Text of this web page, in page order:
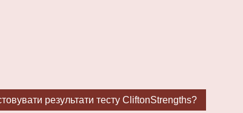
результати тесту CliftonStrengths?